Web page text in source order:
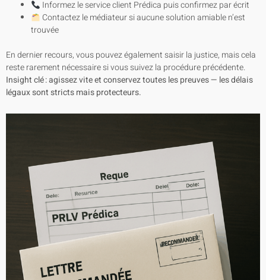
Informez le service client Prédica puis confirmez par écrit
Contactez le médiateur si aucune solution amiable n’est
trouvée
En dernier recours, vous pouvez également saisir la justice, mais cela
reste rarement nécessaire si vous suivez la procédure précédente.
Insight clé : agissez vite et conservez toutes les preuves — les délais
légaux sont stricts mais protecteurs.